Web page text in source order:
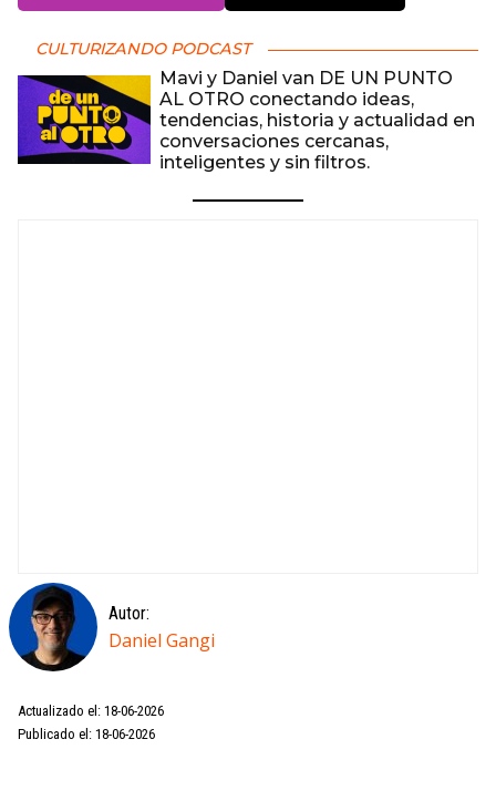
CULTURIZANDO PODCAST
Mavi y Daniel van DE UN PUNTO
AL OTRO conectando ideas,
tendencias, historia y actualidad en
conversaciones cercanas,
inteligentes y sin filtros.
Autor:
Daniel Gangi
Actualizado el: 18-06-2026
Publicado el: 18-06-2026